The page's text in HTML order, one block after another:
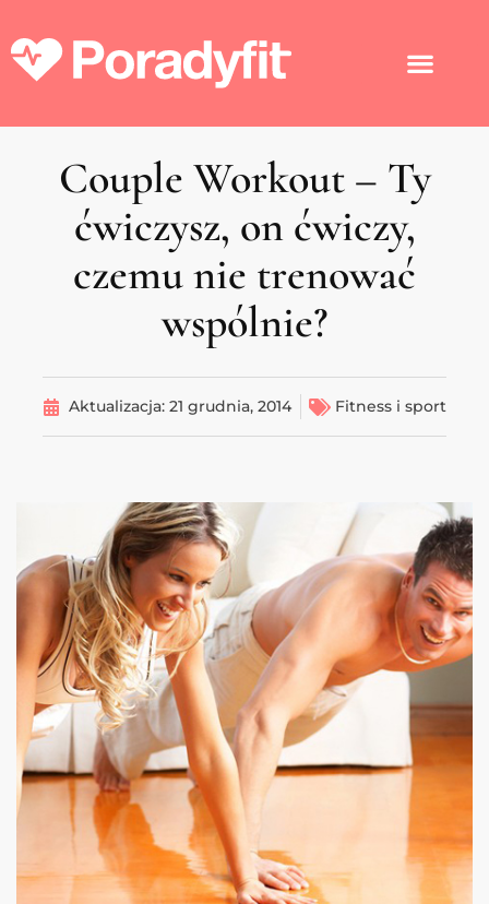
Couple Workout – Ty
ćwiczysz, on ćwiczy,
czemu nie trenować
wspólnie?
Aktualizacja: 21 grudnia, 2014 Fitness i sport